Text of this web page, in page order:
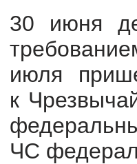
30 июня
июля
к
ЧС